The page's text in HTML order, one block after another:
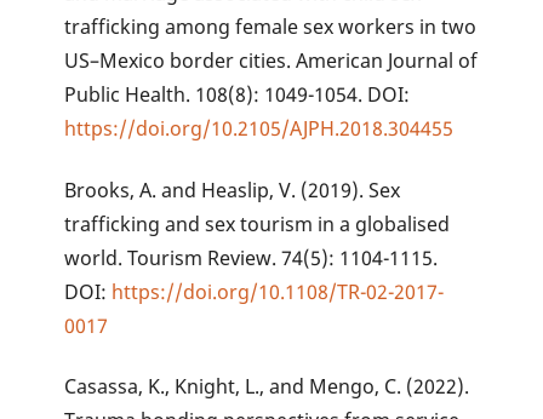
trafficking among female sex workers in two
US–Mexico border cities. American Journal of
Public Health. 108(8): 1049-1054. DOI:
https://doi.org/10.2105/AJPH.2018.304455
Brooks, A. and Heaslip, V. (2019). Sex
trafficking and sex tourism in a globalised
world. Tourism Review. 74(5): 1104-1115.
DOI: https://doi.org/10.1108/TR-02-2017-
0017
Casassa, K., Knight, L., and Mengo, C. (2022).